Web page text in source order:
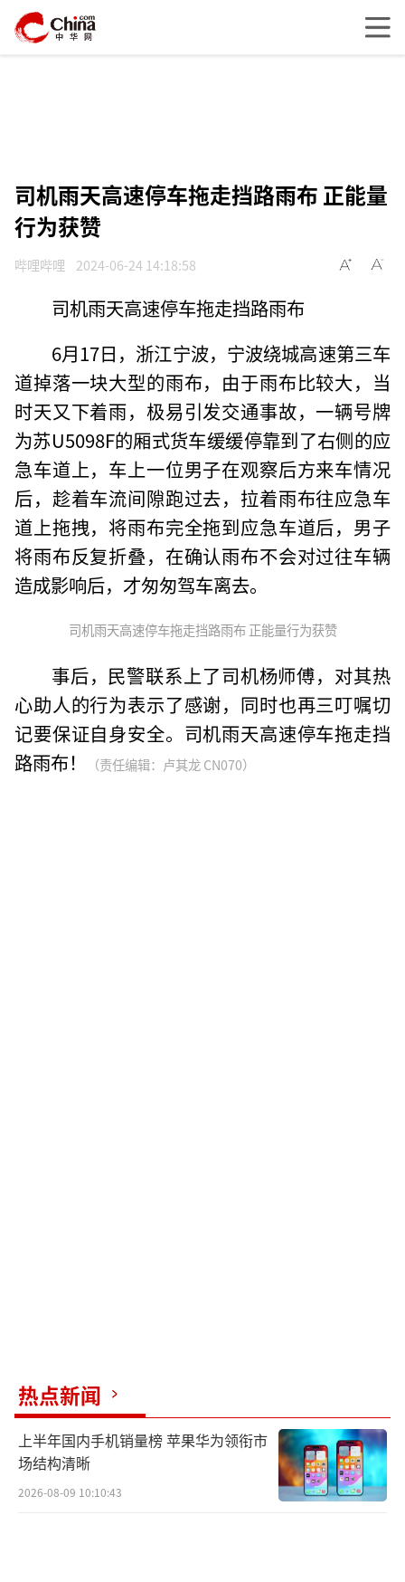
司机雨天高速停车拖走挡路雨布 正能量
行为获赞
哔哩哔哩 2024-06-24 14:18:58
司机雨天高速停车拖走挡路雨布
6月17日，浙江宁波，宁波绕城高速第三车
道掉落一块大型的雨布，由于雨布比较大，当
时天又下着雨，极易引发交通事故，一辆号牌
为苏U5098F的厢式货车缓缓停靠到了右侧的应
急车道上，车上一位男子在观察后方来车情况
后，趁着车流间隙跑过去，拉着雨布往应急车
道上拖拽，将雨布完全拖到应急车道后，男子
将雨布反复折叠，在确认雨布不会对过往车辆
造成影响后，才匆匆驾车离去。
司机雨天高速停车拖走挡路雨布 正能量行为获赞
事后，民警联系上了司机杨师傅，对其热
心助人的行为表示了感谢，同时也再三叮嘱切
记要保证自身安全。司机雨天高速停车拖走挡
路雨布！
（责任编辑：卢其龙 CN070）
热点新闻
上半年国内手机销量榜 苹果华为领衔市
场结构清晰
2026-08-09 10:10:43